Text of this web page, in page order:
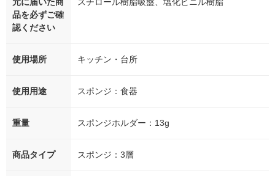
品を必ずご確
認ください
使用場所 キッチン・台所
使用用途 スポンジ：食器
重量 スポンジホルダー：13g
商品タイプ スポンジ：3層